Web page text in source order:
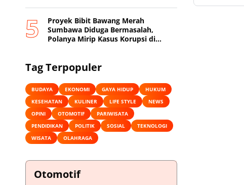
Proyek Bibit Bawang Merah
Sumbawa Diduga Bermasalah,
Polanya Mirip Kasus Korupsi di
Tag Terpopuler
BUDAYA EKONOMI GAYA HIDUP
HUKUM
KESEHATAN
KULINER LIFE STYLE
NEWS
OPINI
OTOMOTIF
PARIWISATA
PENDIDIKAN
POLITIK SOSIAL
TEKNOLOGI
WISATA
OLAHRAGA
Otomotif